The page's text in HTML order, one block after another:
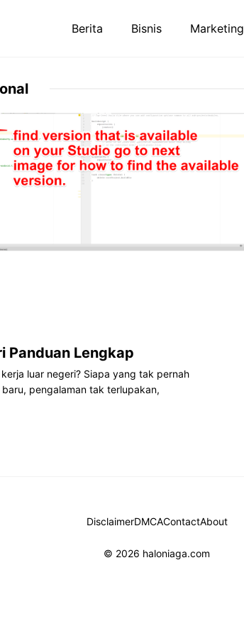
Berita Bisnis Marketing
Panduan Lengkap
luar negeri? Siapa yang tak pernah
pengalaman tak terlupakan,
DisclaimerDMCAContactAbout
© 2026 haloniaga.com